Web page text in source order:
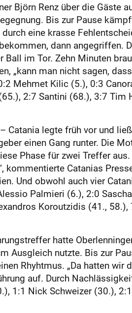
Björn Renz über die Gäste
Bis zur Pause
eine krasse
dann angegriffen.
im Tor. Zehn Minuten
„kann man nicht sagen,
Mehmet Kilic (5.), 0:3
2:7 Santini (68.), 3:7 Tim
Catania legte früh vor und
einen Gang runter. Die
Phase für zwei Treffer
kommentierte Catanias
Und obwohl auch vier
Palmieri (6.), 2:0
Koroutzidis (41., 58.),
hatte
Ausgleich nutzte. Bis zur
Rhyhtmus. „Da hatten wir
auf. Durch
1:1 Nick Schweizer (30.),